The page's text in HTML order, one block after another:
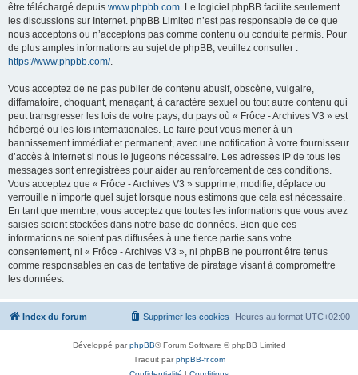
être téléchargé depuis www.phpbb.com. Le logiciel phpBB facilite seulement
les discussions sur Internet. phpBB Limited n’est pas responsable de ce que
nous acceptons ou n’acceptons pas comme contenu ou conduite permis. Pour
de plus amples informations au sujet de phpBB, veuillez consulter :
https://www.phpbb.com/.
Vous acceptez de ne pas publier de contenu abusif, obscène, vulgaire,
diffamatoire, choquant, menaçant, à caractère sexuel ou tout autre contenu qui
peut transgresser les lois de votre pays, du pays où « Frôce - Archives V3 » est
hébergé ou les lois internationales. Le faire peut vous mener à un
bannissement immédiat et permanent, avec une notification à votre fournisseur
d’accès à Internet si nous le jugeons nécessaire. Les adresses IP de tous les
messages sont enregistrées pour aider au renforcement de ces conditions.
Vous acceptez que « Frôce - Archives V3 » supprime, modifie, déplace ou
verrouille n’importe quel sujet lorsque nous estimons que cela est nécessaire.
En tant que membre, vous acceptez que toutes les informations que vous avez
saisies soient stockées dans notre base de données. Bien que ces
informations ne soient pas diffusées à une tierce partie sans votre
consentement, ni « Frôce - Archives V3 », ni phpBB ne pourront être tenus
comme responsables en cas de tentative de piratage visant à compromettre
les données.
Index du forum Heures au format UTC+02:00
Supprimer les cookies
Développé parphpBB® Forum Software © phpBB Limited
Traduit parphpBB-fr.com